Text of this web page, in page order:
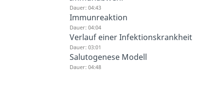
Dauer: 04:43
Immunreaktion
Dauer: 04:04
Verlauf einer Infektionskrankheit
Dauer: 03:01
Salutogenese Modell
Dauer: 04:48